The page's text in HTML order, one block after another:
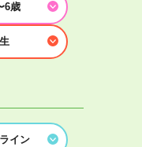
6歳
イン